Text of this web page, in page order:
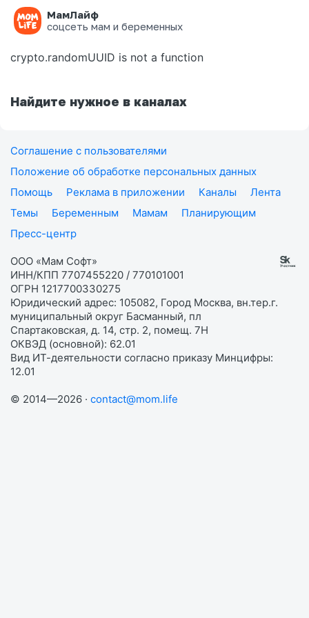
МамЛайф
соцсеть мам и беременных
Ошибка на странице
crypto.randomUUID is not a function
Найдите нужное в каналах
Соглашение с пользователями
Положение об обработке персональных данных
Помощь
Реклама в приложении Каналы
Лента
Темы
Беременным Мамам
Планирующим
Пресс-центр
ООО «Мам Софт»
ИНН/КПП 7707455220 / 770101001
ОГРН 1217700330275
Юридический адрес: 105082, Город Москва, вн.тер.г.
муниципальный округ Басманный, пл
Спартаковская, д. 14, стр. 2, помещ. 7Н
ОКВЭД (основной): 62.01
Вид ИТ-деятельности согласно приказу Минцифры:
12.01
© 2014—2026 · contact@mom.life